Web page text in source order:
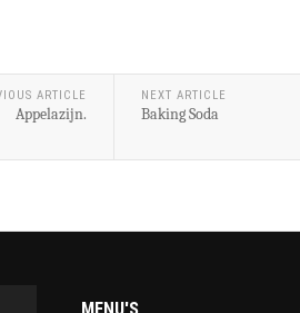
ARTICLE
Appelazijn.
NEXT ARTICLE
Baking Soda